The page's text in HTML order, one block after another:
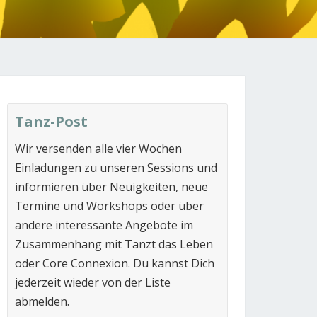
Tanz-Post
Wir versenden alle vier Wochen
Einladungen zu unseren Sessions und
informieren über Neuigkeiten, neue
Termine und Workshops oder über
andere interessante Angebote im
Zusammenhang mit Tanzt das Leben
oder Core Connexion. Du kannst Dich
jederzeit wieder von der Liste
abmelden.